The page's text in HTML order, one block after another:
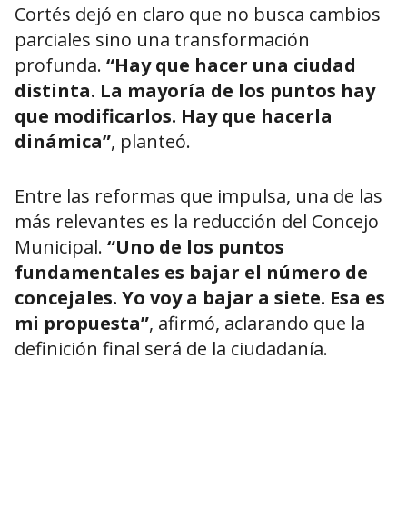
Cortés dejó en claro que no busca cambios
parciales sino una transformación
profunda. “Hay que hacer una ciudad
distinta. La mayoría de los puntos hay
que modificarlos. Hay que hacerla
dinámica”, planteó.
Entre las reformas que impulsa, una de las
más relevantes es la reducción del Concejo
Municipal. “Uno de los puntos
fundamentales es bajar el número de
concejales. Yo voy a bajar a siete. Esa es
mi propuesta”, afirmó, aclarando que la
definición final será de la ciudadanía.